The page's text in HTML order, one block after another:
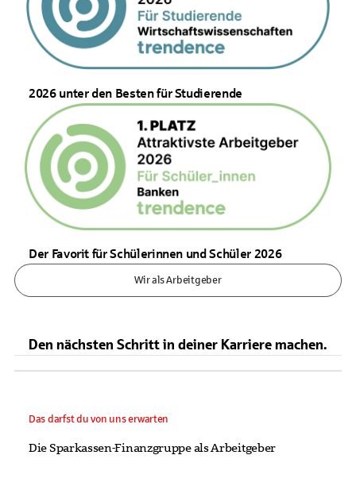
2026 unter den Besten für Studierende
Der Favorit für Schülerinnen und Schüler 2026
Wir als Arbeitgeber
Den nächsten Schritt in deiner Karriere machen.
Das darfst du von uns erwarten
Die Sparkassen-Finanzgruppe als Arbeitgeber